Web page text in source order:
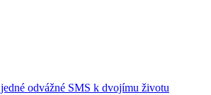
odvážné SMS k dvojímu životu